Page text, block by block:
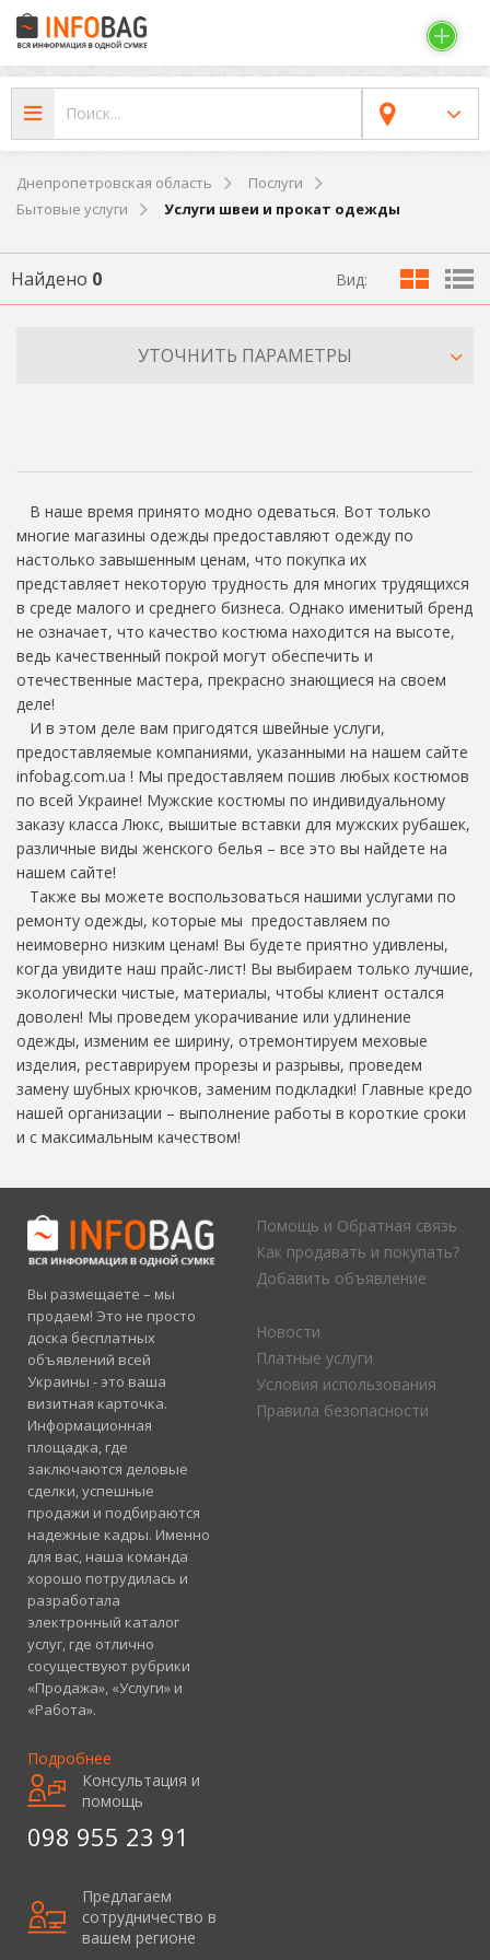
Днепропетровская область
Послуги
Бытовые услуги
Услуги швеи и прокат одежды
Найдено 0 Вид:
УТОЧНИТЬ ПАРАМЕТРЫ
В наше время принято модно одеваться. Вот только
многие магазины одежды предоставляют одежду по
настолько завышенным ценам, что покупка их
представляет некоторую трудность для многих трудящихся
в среде малого и среднего бизнеса. Однако именитый бренд
не означает, что качество костюма находится на высоте,
ведь качественный покрой могут обеспечить и
отечественные мастера, прекрасно знающиеся на своем
деле!
И в этом деле вам пригодятся швейные услуги,
предоставляемые компаниями, указанными на нашем сайте
infobag.com.ua ! Мы предоставляем пошив любых костюмов
по всей Украине! Мужские костюмы по индивидуальному
заказу класса Люкс, вышитые вставки для мужских рубашек,
различные виды женского белья – все это вы найдете на
нашем сайте!
Также вы можете воспользоваться нашими услугами по
ремонту одежды, которые мы предоставляем по
неимоверно низким ценам! Вы будете приятно удивлены,
когда увидите наш прайс-лист! Вы выбираем только лучшие,
экологически чистые, материалы, чтобы клиент остался
доволен! Мы проведем укорачивание или удлинение
одежды, изменим ее ширину, отремонтируем меховые
изделия, реставрируем прорезы и разрывы, проведем
замену шубных крючков, заменим подкладки! Главные кредо
нашей организации – выполнение работы в короткие сроки
и с максимальным качеством!
Вы размещаете – мы
продаем! Это не просто
доска бесплатных
объявлений всей
Украины - это ваша
визитная карточка.
Информационная
площадка, где
заключаются деловые
сделки, успешные
продажи и подбираются
надежные кадры. Именно
для вас, наша команда
хорошо потрудилась и
разработала
электронный каталог
услуг, где отлично
сосуществуют рубрики
«Продажа», «Услуги» и
«Работа».
Подробнее
Помощь и Обратная связь
Как продавать и покупать?
Добавить объявление
Новости
Платные услуги
Условия использования
Правила безопасности
Консультация и
помощь
098 955 23 91
Предлагаем
сотрудничество в
вашем регионе